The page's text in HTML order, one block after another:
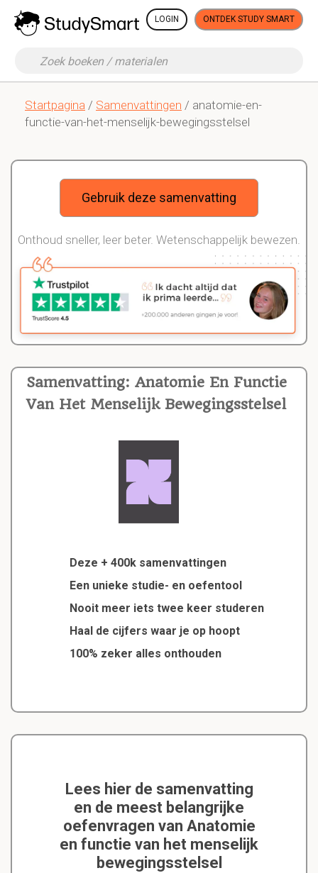
LOGIN ONTDEK STUDY SMART
Startpagina / Samenvattingen / anatomie-en-
functie-van-het-menselijk-bewegingsstelsel
Samenvatting: Anatomie En Functie
Van Het Menselijk Bewegingsstelsel
Deze + 400k samenvattingen
Een unieke studie- en oefentool
Nooit meer iets twee keer studeren
Haal de cijfers waar je op hoopt
100% zeker alles onthouden
Gebruik deze samenvatting
Onthoud sneller, leer beter. Wetenschappelijk bewezen.
Lees hier de samenvatting
en de meest belangrijke
oefenvragen van Anatomie
en functie van het menselijk
bewegingsstelsel